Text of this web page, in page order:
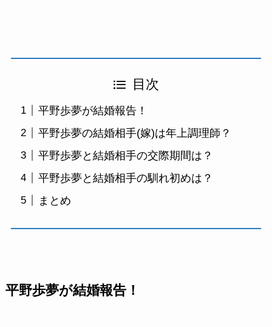
目次
平野歩夢が結婚報告！
平野歩夢の結婚相手(嫁)は年上調理師？
平野歩夢と結婚相手の交際期間は？
平野歩夢と結婚相手の馴れ初めは？
まとめ
平野歩夢が結婚報告！